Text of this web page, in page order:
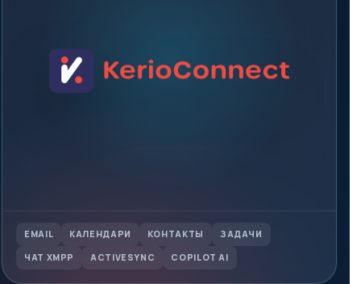
EMAIL КАЛЕНДАРИ КОНТАКТЫ ЗАДАЧИ
ЧАТ XMPP ACTIVESYNC COPILOT AI